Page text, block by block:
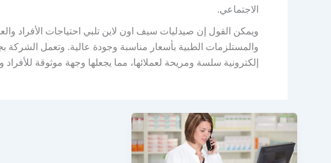
الاجتماعي.
ويمكن القول إن صيدليات سيف اون لاين تلبي احتياجات الأفراد
والمستلزمات الطبية بأسعار مناسبة وجودة عالية. وتعمل الشركة
إلكترونية سلسة ومريحة لعملائها، مما يجعلها وجهة موثوقة للأفراد